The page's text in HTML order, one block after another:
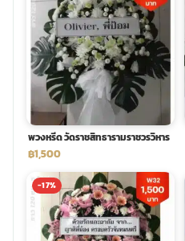
ดอกไม้งานศพ ส่งฟรี
ดอกไม้งานศพ ออนไลน์
พวงดอกไม้งานศพ
tpdecorate ปูพื้น
พวงหรีด ส่งด่วน วันนี้
พวงหรีด วัดราชสิทธารามราชวรวิหาร
฿1,500
-17%